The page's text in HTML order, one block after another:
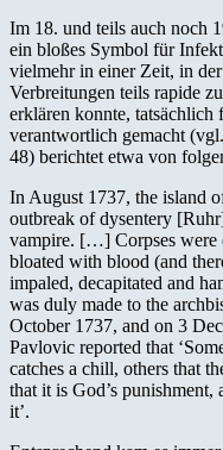
Im 18. und teils auch noch
ein bloßes Symbol für
vielmehr in einer Zeit, in
Verbreitungen teils rapide
erklären konnte, tatsächlich
verantwortlich gemacht
48) berichtet etwa von
In August 1737, the island
outbreak of dysentery
vampire. […] Corpses were
bloated with blood (and
impaled, decapitated and
was duly made to the
October 1737, and on 3
Pavlovic reported that
catches a chill, others that
that it is God’s punishment,
it’.